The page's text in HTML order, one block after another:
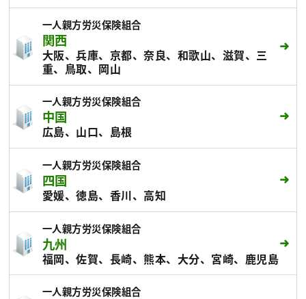
一人親方労災保険組合
関西
大阪、兵庫、京都、奈良、和歌山、滋賀、三
重、鳥取、岡山
一人親方労災保険組合
中国
広島、山口、島根
一人親方労災保険組合
四国
愛媛、徳島、香川、高知
一人親方労災保険組合
九州
福岡、佐賀、長崎、熊本、大分、宮崎、鹿児島
一人親方労災保険組合